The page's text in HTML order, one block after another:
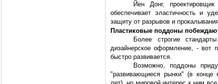
Йен Донг,
обеспечивает эластичность и
защиту от разрывов и
Пластиковые поддоны
Более строгие
дизайнерское оформление, - вот
быстро развивается.
Возможно, поддоны
"развивающиеся рынки" (в конце